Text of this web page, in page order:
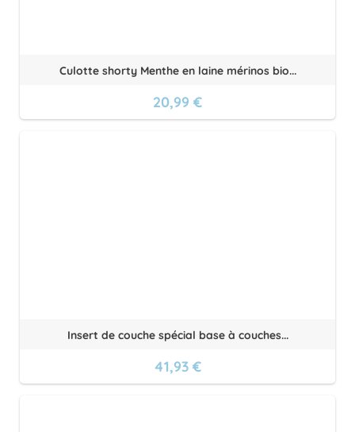
Culotte shorty Menthe en laine mérinos bio...
20,99 €
Insert de couche spécial base à couches...
41,93 €